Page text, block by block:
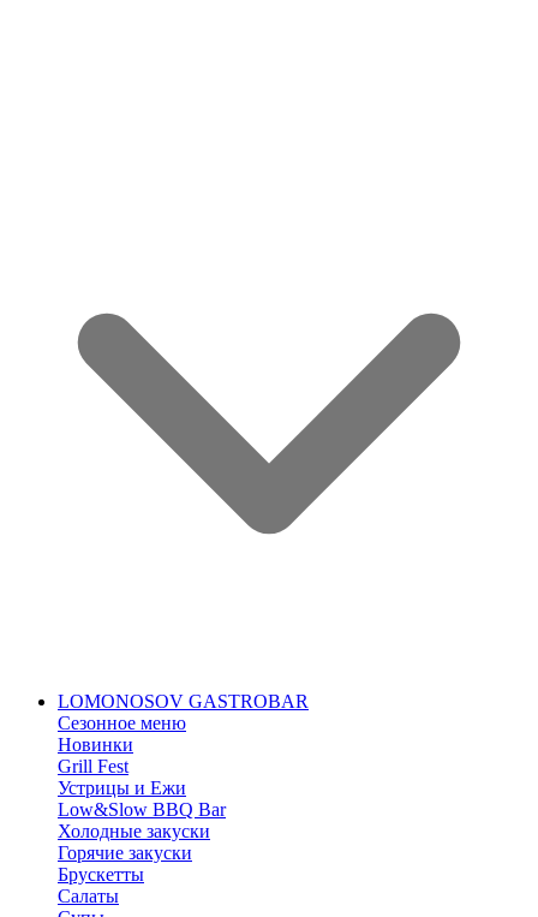
LOMONOSOV GASTROBAR
Сезонное меню
Новинки
Grill Fest
Устрицы и Ежи
Low&Slow BBQ Bar
Холодные закуски
Горячие закуски
Брускетты
Салаты